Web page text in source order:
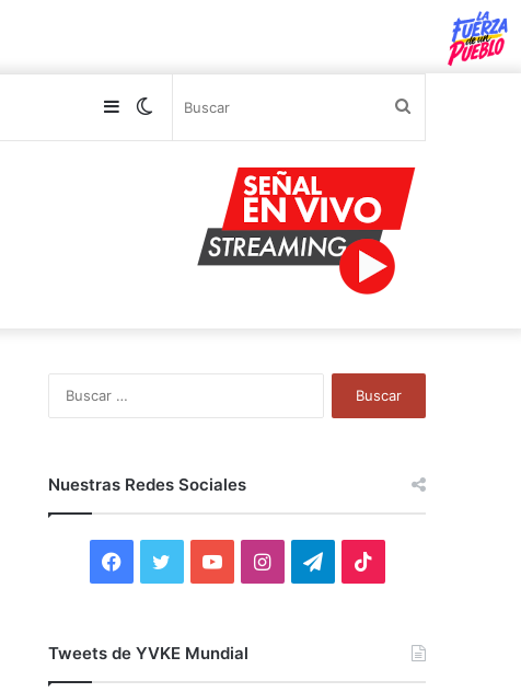
Switch
Sidebar
Nuestras Redes Sociales
F
c
i
Y
u
I
T
Tweets de YVKE Mundial